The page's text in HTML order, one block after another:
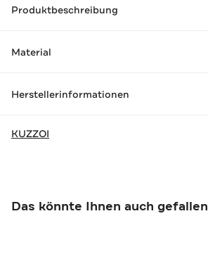
Produktbeschreibung
Material
Herstellerinformationen
KUZZOI
Das könnte Ihnen auch gefallen